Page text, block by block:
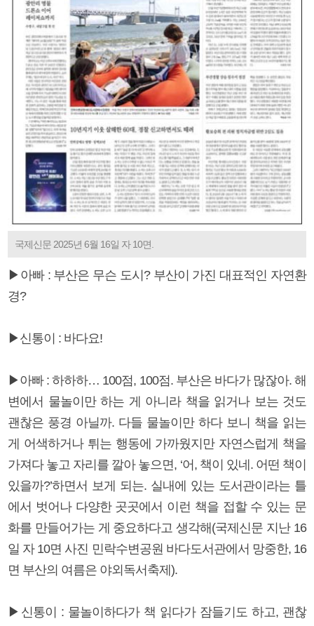
국제신문 2025년 6월 16일 자 10면.
▶아빠 : 부산은 무슨 도시? 부산이 가진 대표적인 자연환
경?
▶신통이 : 바다요!
▶아빠 : 하하하… 100점, 100점. 부산은 바다가 많잖아. 해
변에서 물놀이만 하는 게 아니라 책을 읽거나 보는 것도
괜찮은 풍경 아닐까. 다들 물놀이만 하다 보니 책을 읽는
게 어색하거나 튀는 행동에 가까웠지만 자연스럽게 책을
가져다 놓고 자리를 깔아 놓으면, ‘어, 책이 있네. 어떤 책이
있을까?’하면서 보게 되는. 실내에 있는 도서관이라는 틀
에서 벗어나 다양한 곳곳에서 이런 책을 접할 수 있는 문
화를 만들어가는 게 중요하다고 생각해(국제신문 지난 16
일 자 10면 사진 민락수변공원 바다도서관에서 망중한, 16
면 부산의 여름은 야외독서축제).
▶신통이 : 물놀이하다가 책 읽다가 잠들기도 하고, 괜찮